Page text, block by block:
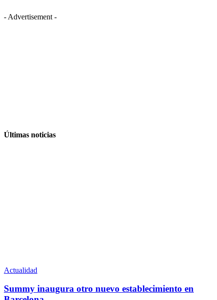
- Advertisement -
Últimas noticias
Actualidad
Summy inaugura otro nuevo establecimiento en